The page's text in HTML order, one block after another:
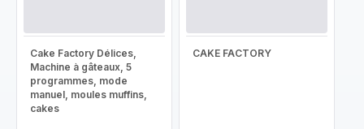
Cake Factory Délices,
Machine à gâteaux, 5
programmes, mode
manuel, moules muffins,
cakes
CAKE FACTORY